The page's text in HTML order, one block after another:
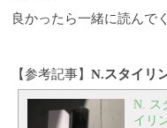
良かったら一緒に読んで
【参考記事】 N.スタイリ
N. ス
イリ